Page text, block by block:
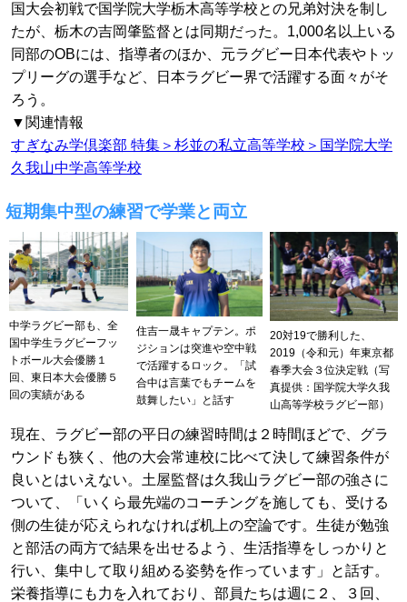
国大会初戦で国学院大学栃木高等学校との兄弟対決を制し
たが、栃木の吉岡肇監督とは同期だった。1,000名以上いる
同部のOBには、指導者のほか、元ラグビー日本代表やトッ
プリーグの選手など、日本ラグビー界で活躍する面々がそ
ろう。
▼関連情報
すぎなみ学倶楽部 特集＞杉並の私立高等学校＞国学院大学
久我山中学高等学校
短期集中型の練習で学業と両立
現在、ラグビー部の平日の練習時間は２時間ほどで、グラ
ウンドも狭く、他の大会常連校に比べて決して練習条件が
良いとはいえない。土屋監督は久我山ラグビー部の強さに
ついて、「いくら最先端のコーチングを施しても、受ける
側の生徒が応えられなければ机上の空論です。生徒が勉強
と部活の両方で結果を出せるよう、生活指導をしっかりと
行い、集中して取り組める姿勢を作っています」と話す。
栄養指導にも力を入れており、部員たちは週に２、３回、
中学ラグビー部も、全
国中学生ラグビーフッ
トボール大会優勝１
回、東日本大会優勝５
回の実績がある
住吉一晟キャプテン。ポ
ジションは突進や空中戦
で活躍するロック。「試
合中は言葉でもチームを
鼓舞したい」と話す
20対19で勝利した、
2019（令和元）年東京都
春季大会３位決定戦（写
真提供：国学院大学久我
山高等学校ラグビー部）